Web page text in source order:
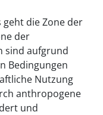
geht die Zone der
der
sind aufgrund
Bedingungen
Nutzung
anthropogene
und